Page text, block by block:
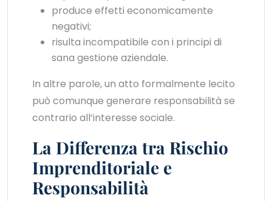
produce effetti economicamente
negativi;
risulta incompatibile con i principi di
sana gestione aziendale.
In altre parole, un atto formalmente lecito
può comunque generare responsabilità se
contrario all’interesse sociale.
La Differenza tra Rischio
Imprenditoriale e
Responsabilità